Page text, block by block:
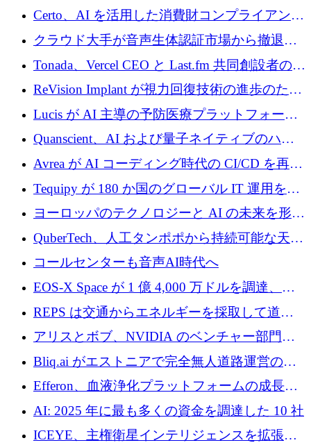
インテリジェンス レイヤーを構築するために
Improbable から 200 万ドルを調達
Certo、AI を活用した消費財コンプライアンス
プラットフォームのために 400 万ドルを調達
クラウド大手が音声生体認証市場から撤退す
るなか、Voxmindが54万6,000ポンドのプレシ
ード資金を調達
Tonada、Vercel CEO と Last.fm 共同創設者の支
援を受けてステルス撤退
ReVision Implant が視力回復技術の進歩のため
に 400 万ユーロを確保
Lucis が AI 主導の予防医療プラットフォーム
を拡大するためにシリーズ A で 2,000 万ドル
を調達
Quanscient、AI および量子ネイティブのハー
ドウェア エンジニアリングを推進するために
1,000 万ユーロを調達
Avrea が AI コーディング時代の CI/CD を再発
明するために 470 万ドルをかけてステルスか
ら浮上
Tequipy が 180 か国のグローバル IT 運用を自
動化するために 300 万ユーロ以上を調達
ヨーロッパのテクノロジーと AI の未来を形作
る: イノベーション リーダーが Nexus
Luxembourg 2026 に集まる理由
QuberTech、人工タンポポから持続可能な天然
ゴムを開発するために 340 万ポンドを調達
コールセンターも音声AI時代へ
EOS-X Space が 1 億 4,000 万ドルを調達、
Mistral が Emmi AI を買収、Bliq がエストニア
での完全無人道路運営を承認
REPS は交通からエネルギーを採取して道路
を発電所に変えるために 2,360 万ドルを調達
アリスとボブ、NVIDIA のベンチャー部門か
らの投資でシリーズ B を拡大
Bliq.ai がエストニアで完全無人道路運営の承
認を獲得
Efferon、血液浄化プラットフォームの成長に
250万ユーロを確保
AI: 2025 年に最も多くの資金を調達した 10 社
ICEYE、主権衛星インテリジェンスを拡張す